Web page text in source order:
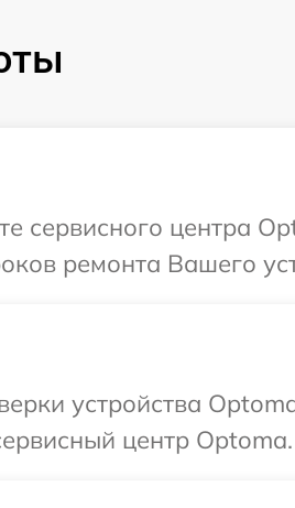
сервисного центра
ремонта Вашего
устройства
центр Optoma.